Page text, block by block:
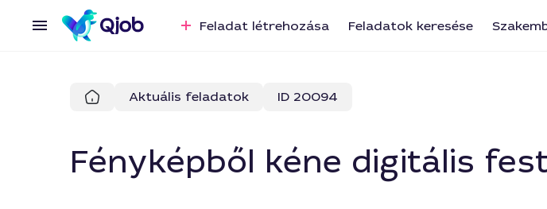
Feladat létrehozása Feladatok keresése
Aktuális feladatok ID 20094
Fényképből kéne digitális